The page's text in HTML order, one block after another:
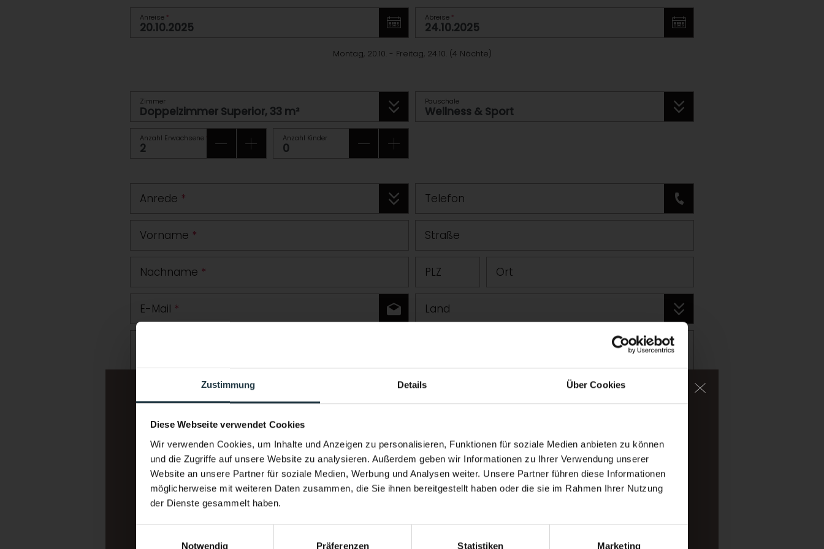
Zustimmung Details Über Cookies
Diese Webseite verwendet Cookies
Wir verwenden Cookies, um Inhalte und Anzeigen zu personalisieren, Funktionen für soziale Medien anbieten zu können
und die Zugriffe auf unsere Website zu analysieren. Außerdem geben wir Informationen zu Ihrer Verwendung unserer
Website an unsere Partner für soziale Medien, Werbung und Analysen weiter. Unsere Partner führen diese Informationen
möglicherweise mit weiteren Daten zusammen, die Sie ihnen bereitgestellt haben oder die sie im Rahmen Ihrer Nutzung
der Dienste gesammelt haben.
Notwendig
Präferenzen Statistiken Marketing
Anreise * Abreise *
Montag, 20.10. - Freitag, 24.10. (4 Nächte)
Zimmer Pauschale
Anzahl Erwachsene Anzahl Kinder
Anrede *
Vorname *
Nachname *
E-Mail *
Telefon
Straße
PLZ Ort
Land
Ich interessiere mich für:*
Wellnessurlaub
Bergsport/Alpinismus (Klettern, Skitouring, Freeriden, Trailrunning usw.)
Ganzjährig beheizt. Mit Blick auf die hochalpine Bergwelt des
Pitztals.
Stärker heimkommen als ankommen.